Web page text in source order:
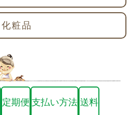
化粧品
定期便 支払い方法 送料